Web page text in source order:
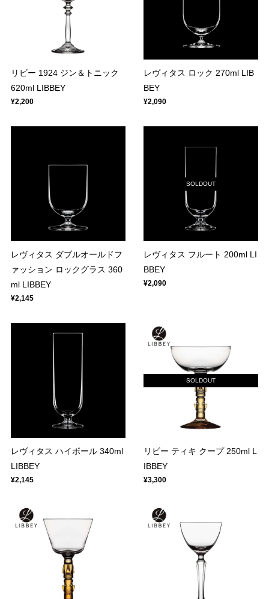
リビー 1924 ジン＆トニック
620ml LIBBEY
¥2,200
レヴィタス ロック 270ml LIB
BEY
¥2,090
レヴィタス ダブルオールドフ
ァッション ロックグラス 360
ml LIBBEY
¥2,145
SOLDOUT
レヴィタス フルート 200ml LI
BBEY
¥2,090
レヴィタス ハイボール 340ml
LIBBEY
¥2,145
SOLDOUT
リビー ティキ クープ 250ml L
IBBEY
¥3,300